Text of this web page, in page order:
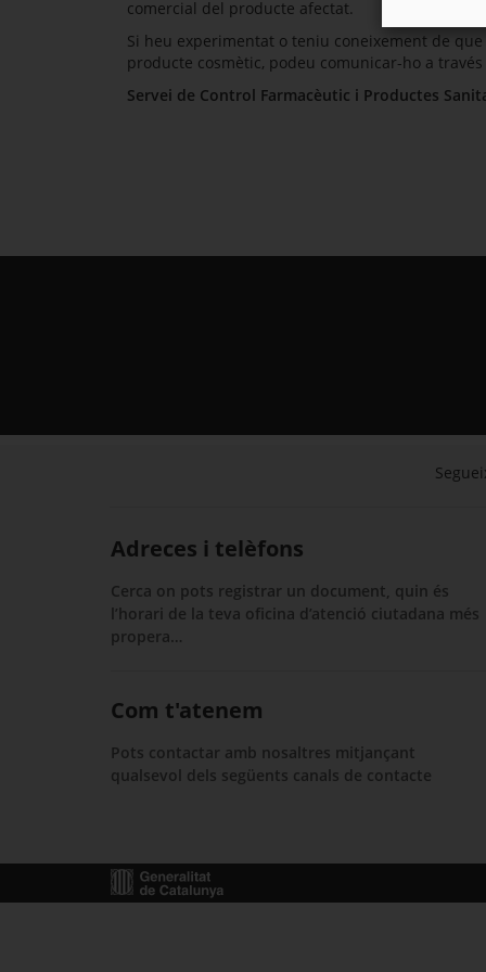
comercial del producte afectat.
Si heu experimentat o teniu coneixement de
producte cosmètic, podeu comunicar-ho a
Servei de Control Farmacèutic i Productes
Adreces i telèfons
Cerca on pots registrar un document, quin és
l’horari de la teva oficina d’atenció ciutadana més
propera…
Com t'atenem
Pots contactar amb nosaltres mitjançant
qualsevol dels següents canals de contacte